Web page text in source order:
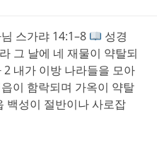
스가랴 14:1–8
성경
그 날에 네 재물이 약탈되
내가 이방 나라들을 모아
이 함락되며 가옥이 약탈
백성이 절반이나 사로잡